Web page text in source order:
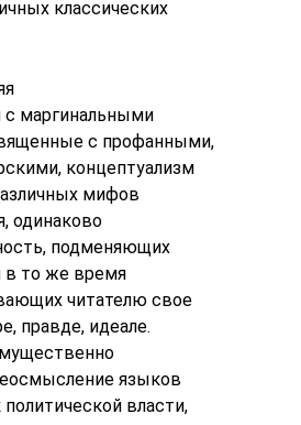
классических
маргинальными
с профанными,
концептуализм
мифов
одинаково
подменяющих
в то же время
читателю свое
правде, идеале.
языков
власти,